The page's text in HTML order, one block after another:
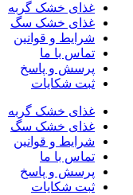
غذای خشک گربه
غذای خشک سگ
شرایط و قوانین
تماس با ما
پرسش و پاسخ
ثبت شکایات
غذای خشک گربه
غذای خشک سگ
شرایط و قوانین
تماس با ما
پرسش و پاسخ
ثبت شکایات